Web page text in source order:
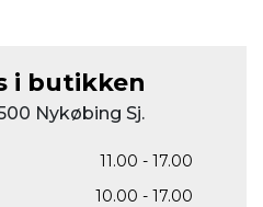
i butikken
Nykøbing Sj.
11.00 - 17.00
10.00 - 17.00